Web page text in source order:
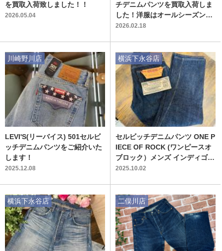
を買取入荷致しました！！
2026.05.04
チデニムパンツを買取入荷しま
した！洋服はオールシーズン買
取中！【郡山うねめ通り店】
2026.02.18
LEVI'S(リーバイス) 501セルビ
ッチデニムパンツをご紹介いた
します！
2025.12.08
川崎野川店
セルビッチデニムパンツ ONE P
IECE OF ROCK (ワンピースオ
ブロック）メンズ インディゴ S
IZE W34×L36 1944MODEL 買
2025.10.02
横浜下永谷店
横浜下永谷店 二俣川店